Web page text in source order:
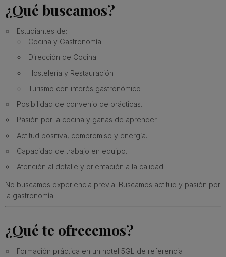
¿Qué buscamos?
Estudiantes de:
Cocina y Gastronomía
Dirección de Cocina
Hostelería y Restauración
Turismo con interés gastronómico
Posibilidad de convenio de prácticas.
Pasión por la cocina y ganas de aprender.
Actitud positiva, compromiso y energía.
Capacidad de trabajo en equipo.
Atención al detalle y orientación a la calidad.
No buscamos experiencia previa. Buscamos actitud y pasión por
la gastronomía.
¿Qué te ofrecemos?
Formación práctica en un hotel 5GL de referencia